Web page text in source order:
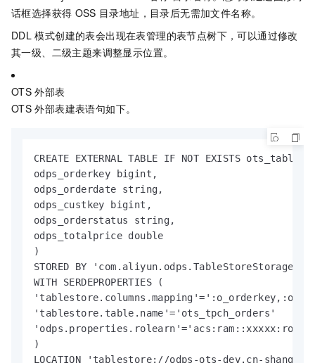
话框选择获得 OSS 目录地址，目录后无需加文件名称。
DDL 模式创建的表会出现在表管理的表节点树下，可以通过修改
其一级、二级主题来调整显示位置。
OTS 外部表
OTS 外部表建表语句如下。
CREATE EXTERNAL TABLE IF NOT EXISTS
odps_orderkey bigint,
odps_orderdate string,
odps_custkey bigint,
odps_orderstatus string,
odps_totalprice double
)
STORED BY
WITH SERDEPROPERTIES (
'tablestore.table.name'='ots_tpch_orders'
)
LOCATION 'tablestore://odps-ots-dev.cn-